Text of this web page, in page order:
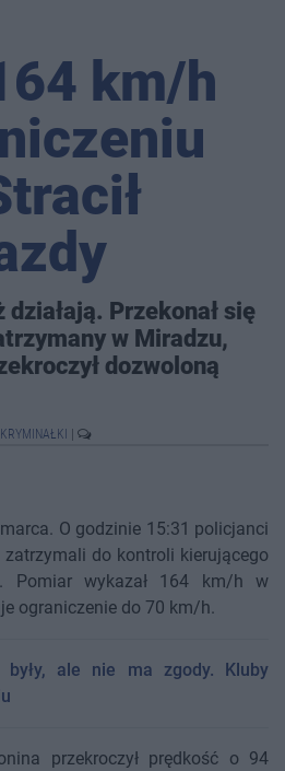
km/h
Przekonał się
w Miradzu,
dozwoloną
KRYMINAŁKI
O godzinie 15:31 policjanci
do kontroli kierującego
Pomiar wykazał 164 km/h w
ograniczenie do 70 km/h.
były, ale nie ma zgody. Kluby
przekroczył prędkość o 94